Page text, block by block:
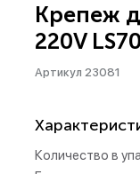
Крепеж
220V
Артикул 23081
Количество в